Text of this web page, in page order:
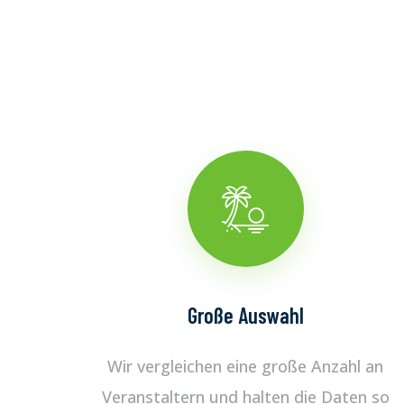
Große Auswahl
Wir vergleichen eine große Anzahl an
Veranstaltern und halten die Daten so